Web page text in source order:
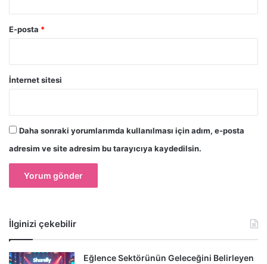
E-posta *
İnternet sitesi
Daha sonraki yorumlarımda kullanılması için adım, e-posta
adresim ve site adresim bu tarayıcıya kaydedilsin.
İlginizi çekebilir
Eğlence Sektörünün Geleceğini Belirleyen